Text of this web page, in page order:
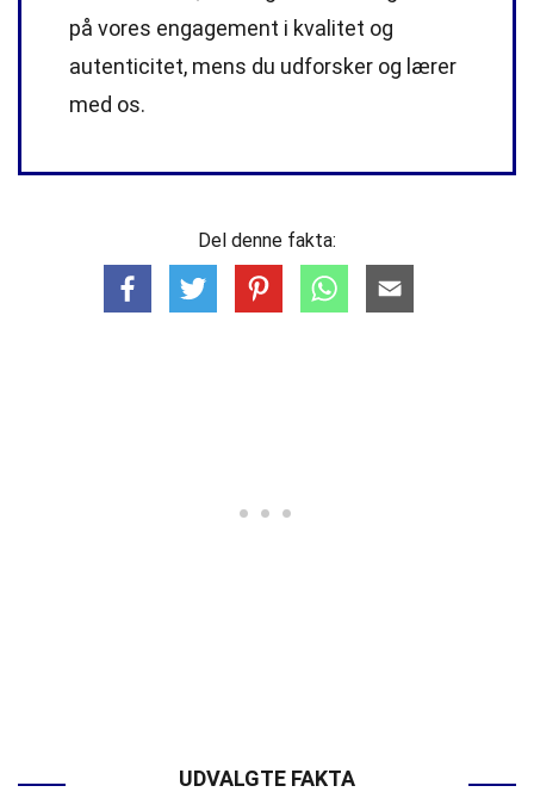
på vores engagement i kvalitet og
autenticitet, mens du udforsker og lærer
med os.
Del denne fakta:
UDVALGTE FAKTA